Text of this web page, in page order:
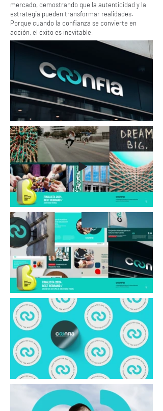
mercado, demostrando que la autenticidad y la
estrategia pueden transformar realidades.
Porque cuando la confianza se convierte en
acción, el éxito es inevitable.